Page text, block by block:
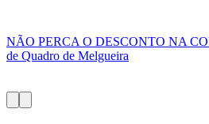
NÃO PERCA O DESCONTO NA
de Quadro de Melgueira